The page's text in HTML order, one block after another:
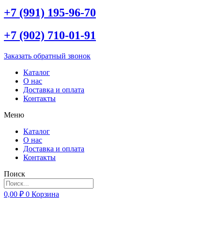
+7 (991) 195-96-70
+7 (902) 710-01-91
Заказать обратный звонок
Каталог
О нас
Доставка и оплата
Контакты
Меню
Каталог
О нас
Доставка и оплата
Контакты
Поиск
0,00 ₽ 0 Корзина